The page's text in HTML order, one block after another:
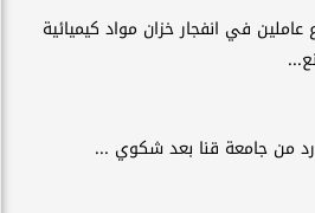
في انفجار خزان مواد كيميائية
من جامعة قنا بعد شكوي ...